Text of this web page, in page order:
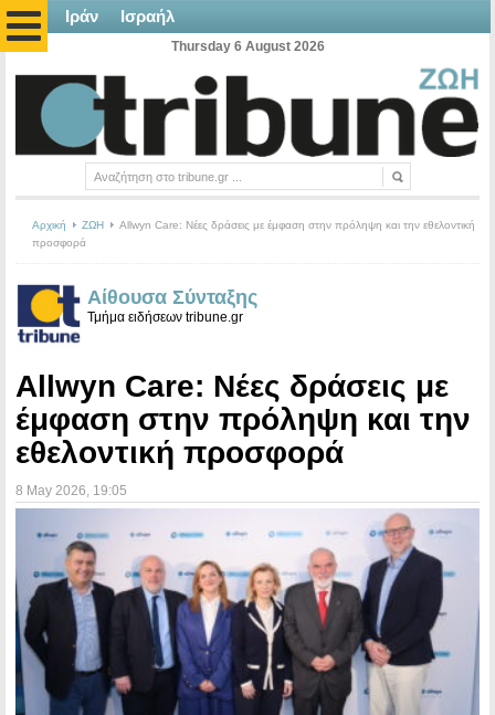
Ιράν Ισραήλ
Thursday 6 August 2026
Αρχική ΖΩΗ
Allwyn Care: Νέες δράσεις με έμφαση στην πρόληψη και την εθελοντική
προσφορά
Αίθουσα Σύνταξης
Τμήμα ειδήσεων tribune.gr
Allwyn Care: Νέες δράσεις με
έμφαση στην πρόληψη και την
εθελοντική προσφορά
8 May 2026 , 19:05